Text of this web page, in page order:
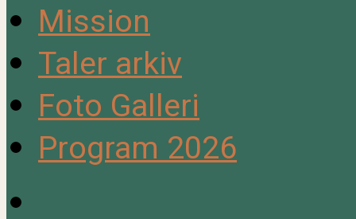
Mission
Taler arkiv
Foto Galleri
Program 2026